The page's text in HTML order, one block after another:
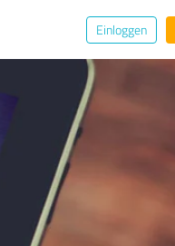
Einloggen